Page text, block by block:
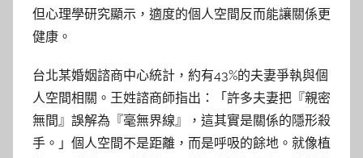
但心理學研究顯示，適度的個人空間反而能讓關係更
健康。
台北某婚姻諮商中心統計，約有43%的夫妻爭執與個
人空間相關。王姓諮商師指出：「許多夫妻把『親密
無間』誤解為『毫無界線』，這其實是關係的隱形殺
手。」個人空間不是距離，而是呼吸的餘地。就像植